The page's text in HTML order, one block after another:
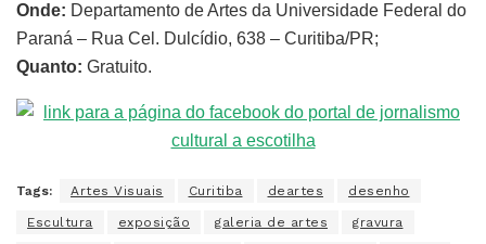
Onde: Departamento de Artes da Universidade Federal do
Paraná – Rua Cel. Dulcídio, 638 – Curitiba/PR;
Quanto: Gratuito.
Tags: Artes Visuais Curitiba deartes desenho
Escultura exposição galeria de artes gravura